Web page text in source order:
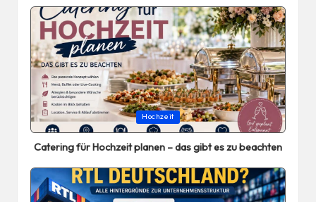
Posted
in
Hochzeit
Catering für Hochzeit planen – das gibt es zu beachten